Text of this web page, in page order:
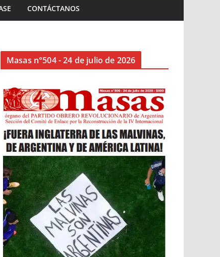
CONTÁCTANOS
Masas n°504 - 24 de julio de 2026